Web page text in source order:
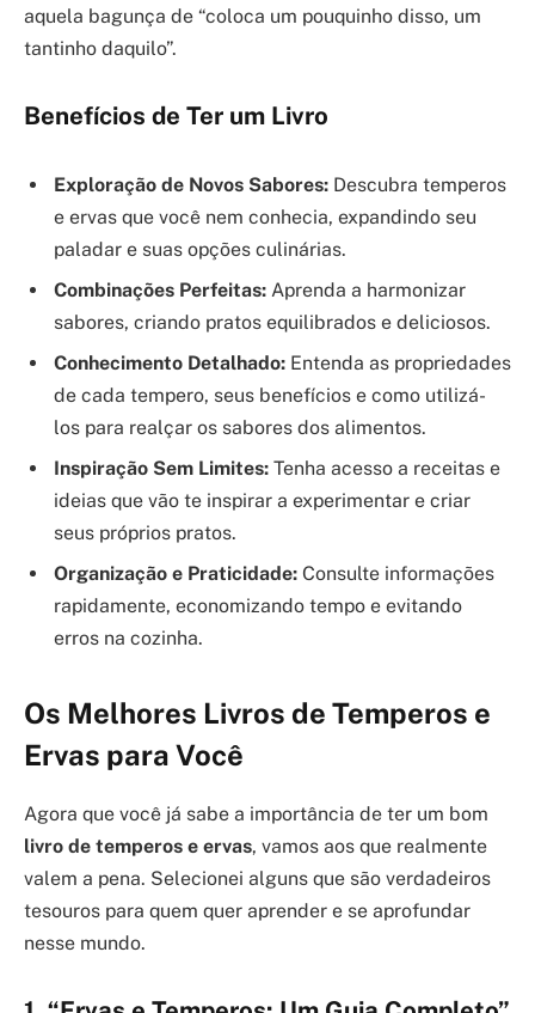
aquela bagunça de “coloca um pouquinho disso, um
tantinho daquilo”.
Benefícios de Ter um Livro
Exploração de Novos Sabores: Descubra temperos
e ervas que você nem conhecia, expandindo seu
paladar e suas opções culinárias.
Combinações Perfeitas: Aprenda a harmonizar
sabores, criando pratos equilibrados e deliciosos.
Conhecimento Detalhado: Entenda as propriedades
de cada tempero, seus benefícios e como utilizá-
los para realçar os sabores dos alimentos.
Inspiração Sem Limites: Tenha acesso a receitas e
ideias que vão te inspirar a experimentar e criar
seus próprios pratos.
Organização e Praticidade: Consulte informações
rapidamente, economizando tempo e evitando
erros na cozinha.
Os Melhores Livros de Temperos e
Ervas para Você
Agora que você já sabe a importância de ter um bom
livro de temperos e ervas, vamos aos que realmente
valem a pena. Selecionei alguns que são verdadeiros
tesouros para quem quer aprender e se aprofundar
nesse mundo.